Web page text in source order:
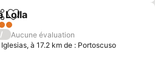
Ajouter à mes favoris
Lolla
/
Aucune évaluation
Iglesias, à 17.2 km de : Portoscuso